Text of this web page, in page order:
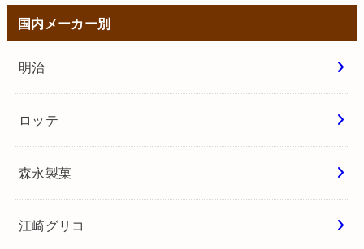
国内メーカー別
明治
ロッテ
森永製菓
江崎グリコ